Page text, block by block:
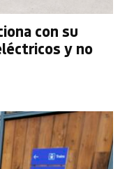
con su
y no